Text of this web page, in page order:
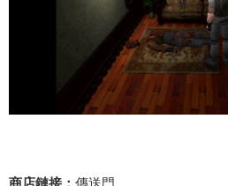
商店鏈接： 傳送門